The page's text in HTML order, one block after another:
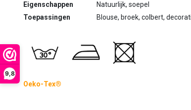
9,8
Eigenschappen
Natuurlijk, soepel
Toepassingen
Blouse, broek, colbert,
Oeko-Tex®